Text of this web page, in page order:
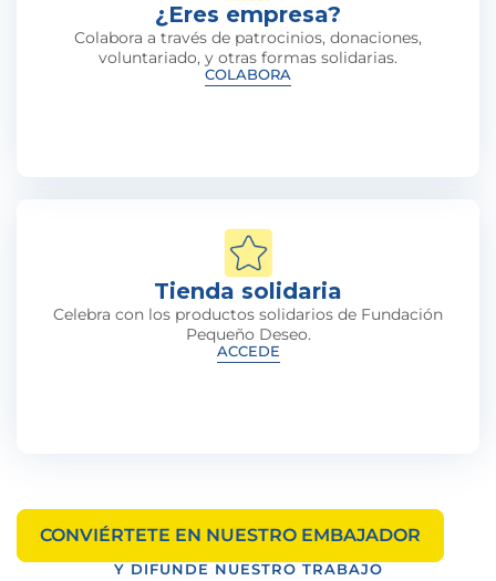
Tienda solidaria
Celebra con los productos solidarios de Fundación
Pequeño Deseo.
ACCEDE
¿Eres empresa?
Colabora a través de patrocinios, donaciones,
voluntariado, y otras formas solidarias.
COLABORA
CONVIÉRTETE EN NUESTRO EMBAJADOR
Y DIFUNDE NUESTRO TRABAJO